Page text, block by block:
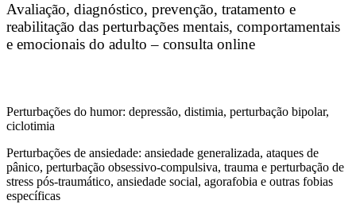
Avaliação, diagnóstico, prevenção, tratamento e
reabilitação das perturbações mentais, comportamentais
e emocionais do adulto – consulta online
Perturbações do humor: depressão, distimia, perturbação bipolar,
ciclotimia
Perturbações de ansiedade: ansiedade generalizada, ataques de
pânico, perturbação obsessivo-compulsiva, trauma e perturbação de
stress pós-traumático, ansiedade social, agorafobia e outras fobias
específicas